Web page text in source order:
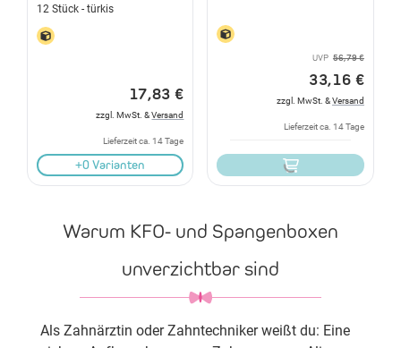
12 Stück - türkis
17,83 €
zzgl. MwSt. &Versand
Lieferzeit ca. 14 Tage
+0 Varianten
UVP 56,79 €
33,16 €
zzgl. MwSt. &Versand
Lieferzeit ca. 14 Tage
Warum KFO- und Spangenboxen
unverzichtbar sind
Als Zahnärztin oder Zahntechniker weißt du: Eine